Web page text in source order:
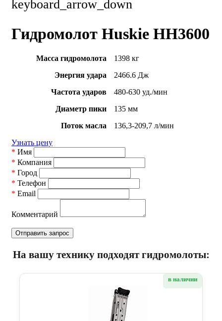
keyboard_arrow_down
Гидромолот Huskie HH3600
Масса гидромолота
1398 кг
Энергия удара
2466.6 Дж
Частота ударов
480-630 уд./мин
Диаметр пики
135 мм
Поток масла
136,3-209,7 л/мин
Узнать цену
* Имя
* Компания
* Город
* Телефон
* Email
Комментарий
На вашу технику подходят гидромолоты:
в наличии